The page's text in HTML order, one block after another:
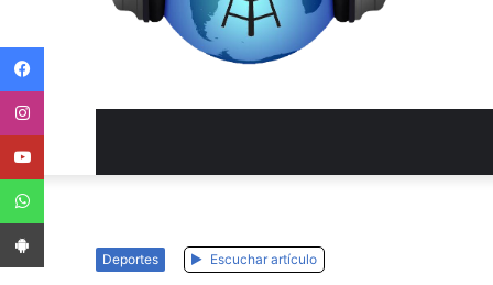
Deportes Escuchar artículo
WhatsApp